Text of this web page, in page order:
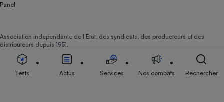
Panel
Association indépendante de l’État, des syndicats, des producteurs et des
distributeurs depuis 1951.
Tests Actus Services Nos combats Rechercher